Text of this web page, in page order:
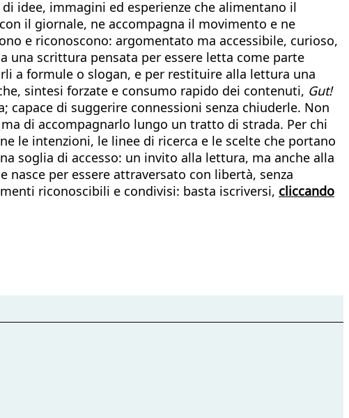
idee, immagini ed esperienze che alimentano il
il giornale, ne accompagna il movimento e ne
e riconoscono: argomentato ma accessibile, curioso,
una scrittura pensata per essere letta come parte
a formule o slogan, e per restituire alla lettura una
sintesi forzate e consumo rapido dei contenuti, Gut!
di suggerire connessioni senza chiuderle. Non
di accompagnarlo lungo un tratto di strada. Per chi
le intenzioni, le linee di ricerca e le scelte che portano
soglia di accesso: un invito alla lettura, ma anche alla
per essere attraversato con libertà, senza
riconoscibili e condivisi: basta iscriversi, cliccando